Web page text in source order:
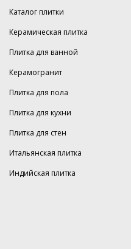
Каталог плитки
Керамическая плитка
Плитка для ванной
Керамогранит
Плитка для пола
Плитка для кухни
Плитка для стен
Итальянская плитка
Индийская плитка